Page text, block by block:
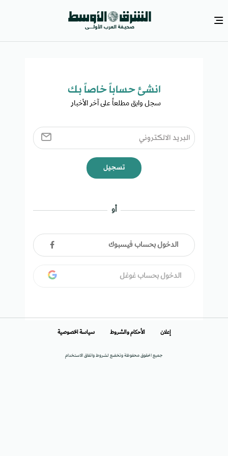
انشئ حساباً خاصاً بك​
سجل وابق مطلعاً على آخر الأخبار ​
تسجيل
أو
الدخول بحساب فيسبوك
الدخول بحساب غوغل
جميع الحقوق محفوظة وتخضع لشروط واتفاق الاستخدام
إعلان الأحكام والشروط سياسة الخصوصية